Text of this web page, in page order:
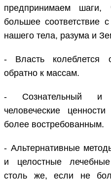
предпринимаем
большее соответствие
нашего тела, разума и
- Власть колеблется
обратно к массам.
- Сознательный и
человеческие
более востребованным.
- Альтернативные
и целостные
столь же, если не